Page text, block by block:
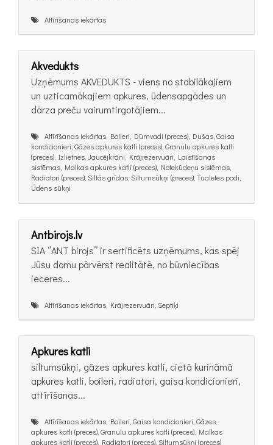
Attīrīšanas iekārtas
Akvedukts
Uzņēmums AKVEDUKTS - viens no stabilākajiem
un uzticamākajiem apkures, ūdensapgādes un
dārza preču vairumtirgotājiem...
Attīrīšanas iekārtas, Boileri, Dūmvadi (preces), Dušas, Gaisa
kondicionieri, Gāzes apkures katli (preces), Granulu apkures katli
(preces), Izlietnes, Jaucējkrāni, Krājrezervuāri, Laistīšanas
sistēmas, Malkas apkures katli (preces), Notekūdeņu sistēmas,
Radiatori (preces), Siltās grīdas, Siltumsūkņi (preces), Tualetes podi,
Ūdens sūkņi
Antbirojs.lv
SIA ‘’ANT birojs’’ ir sertificēts uzņēmums, kas spēj
Jūsu domu pārvērst realitātē, no būvniecības
ieceres...
Attīrīšanas iekārtas, Krājrezervuāri, Septiķi
Apkures katli
siltumsūkņi, gāzes apkures katli, cietā kurināmā
apkures katli, boileri, radiatori, gaisa kondicionieri,
attīrīšanas...
Attīrīšanas iekārtas, Boileri, Gaisa kondicionieri, Gāzes
apkures katli (preces), Granulu apkures katli (preces), Malkas
apkures katli (preces), Radiatori (preces), Siltumsūkņi (preces)